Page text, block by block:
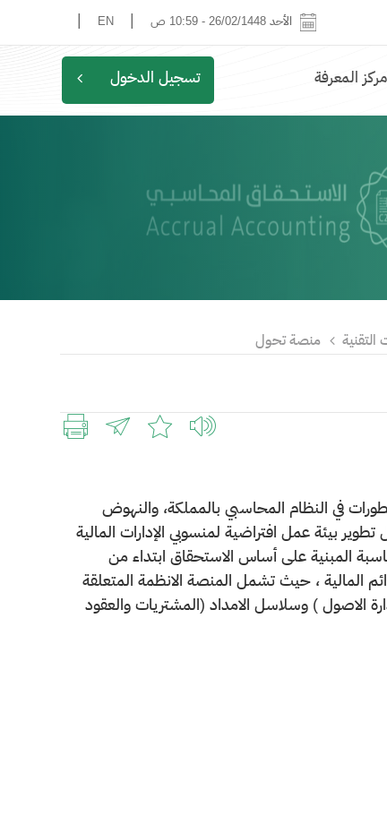
EN الأحد 26/02/1448 - 10:59 ص
مركز المعرفة تسجيل الدخول
التقنية منصة تحول
في النظام المحاسبي بالمملكة، والنهوض
بيئة عمل افتراضية لمنسوبي الإدارات المالية
المبنية على أساس الاستحقاق ابتداء من
المالية ، حيث تشمل المنصة الانظمة المتعلقة
الاصول ) وسلاسل الامداد (المشتريات والعقود